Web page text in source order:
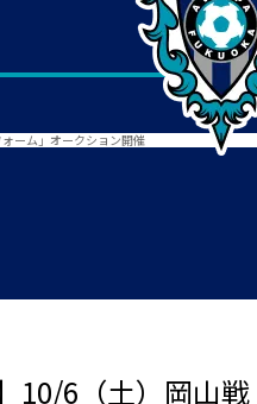
ーム」オークション開催
10/6（土）岡山